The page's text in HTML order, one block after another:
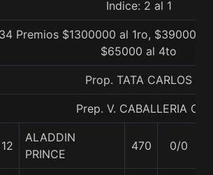
Indice: 2 al 1
Premios $1300000 al 1ro, $390000
$65000 al 4to
Prop. TATA CARLOS
Prep. V. CABALLERIA C.
12
ALADDIN
PRINCE
470 0/0